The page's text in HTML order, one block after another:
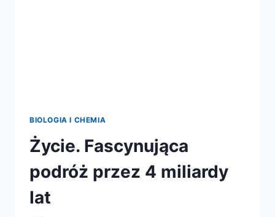
BIOLOGIA I CHEMIA
Życie. Fascynująca
podróż przez 4 miliardy
lat